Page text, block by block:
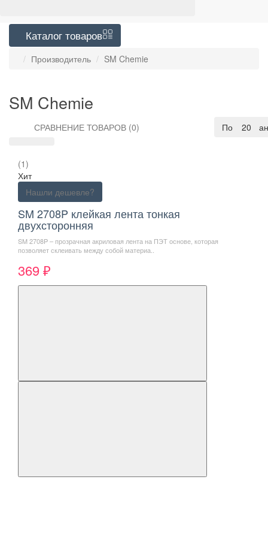
Каталог товаров
Производитель SM Chemie
SM Chemie
СРАВНЕНИЕ ТОВАРОВ (0) 20
По
(1)
Хит
Нашли дешевле?
SM 2708P клейкая лента тонкая
двухсторонняя
SM 2708P – прозрачная акриловая лента на ПЭТ основе, которая
позволяет склеивать между собой материа..
369 ₽